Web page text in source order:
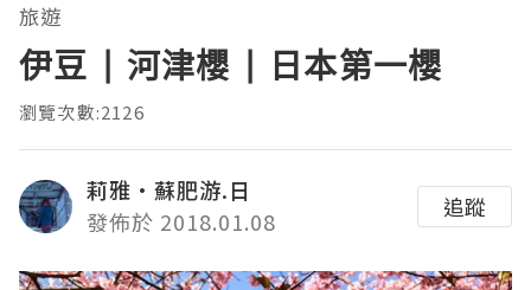
旅遊
伊豆 | 河津櫻 | 日本第一櫻
瀏覽次數:2126
莉雅·蘇肥游.日
發佈於 2018.01.08
追蹤